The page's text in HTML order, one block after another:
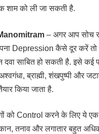
शाम को ली जा सकती है.
– अगर आप सोच
Depression कैसे दूर करें तो
दवा साबित हो सकती है. इसे कई
ब्राह्मी, शंखपुष्पी और
किया जाता है.
को Control करने के लिए ये
तनाव और लगातार बहुत